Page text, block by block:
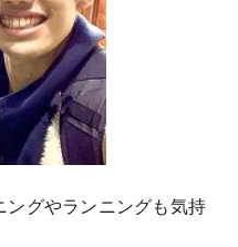
ングやランニングも気持